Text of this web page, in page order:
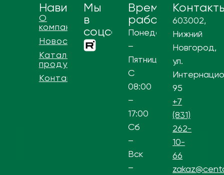
Навигация
О
компании
Новости
Каталог
продукции
Контакты
Мы
в
соцсетях
Время
работы
Понедельник
–
Пятница
С
08:00
–
17:00
Сб
–
Вск
–
603002,
Нижний
Новгород,
ул.
95
+7
(831)
262-
10-
66